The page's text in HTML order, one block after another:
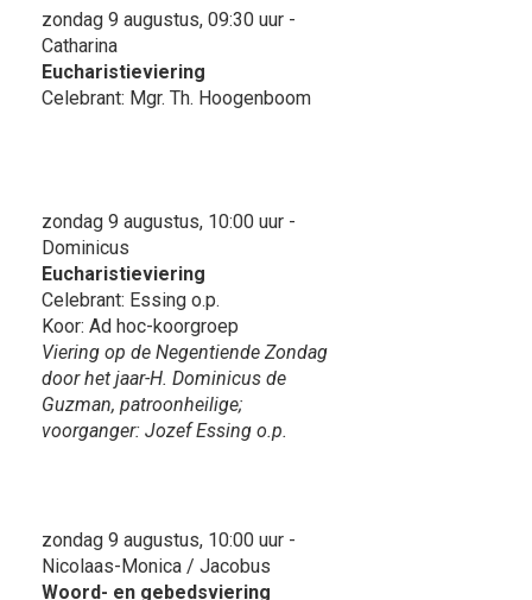
zondag 9 augustus, 09:30 uur -
Catharina
Eucharistieviering
Celebrant: Mgr. Th. Hoogenboom
zondag 9 augustus, 10:00 uur -
Dominicus
Eucharistieviering
Celebrant: Essing o.p.
Koor: Ad hoc-koorgroep
Viering op de Negentiende Zondag
door het jaar-H. Dominicus de
Guzman, patroonheilige;
voorganger: Jozef Essing o.p.
zondag 9 augustus, 10:00 uur -
Nicolaas-Monica / Jacobus
Woord- en gebedsviering